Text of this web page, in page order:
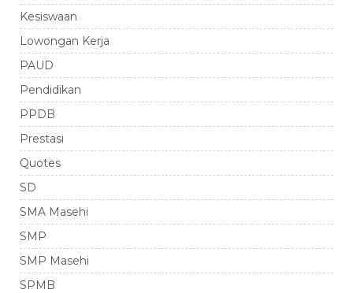
Kesiswaan
Lowongan Kerja
PAUD
Pendidikan
PPDB
Prestasi
Quotes
SD
SMA Masehi
SMP
SMP Masehi
SPMB